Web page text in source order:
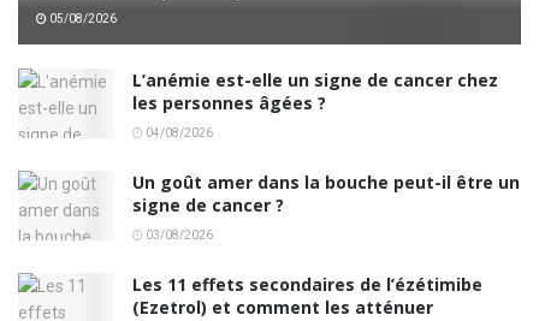
05/08/2026
L’anémie est-elle un signe de cancer chez
les personnes âgées ?
04/08/2026
Un goût amer dans la bouche peut-il être un
signe de cancer ?
03/08/2026
Les 11 effets secondaires de l’ézétimibe
(Ezetrol) et comment les atténuer